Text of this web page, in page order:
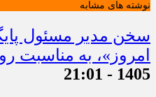
نوشته های مشابه
سخن مدیر مسئول
امروز»، به مناسبت
1405 - 21:01